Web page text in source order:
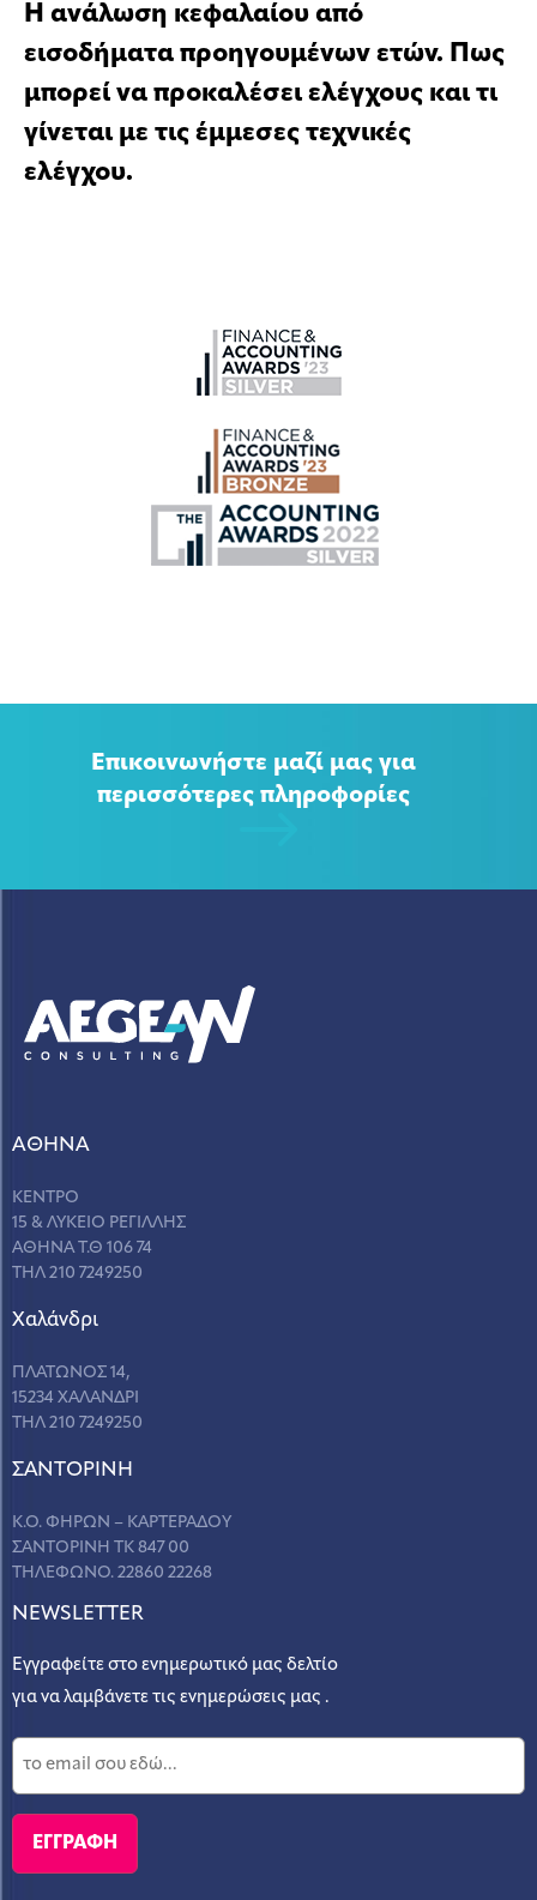
Η ανάλωση κεφαλαίου από
εισοδήματα προηγουμένων ετών. Πως
μπορεί να προκαλέσει ελέγχους και τι
γίνεται με τις έμμεσες τεχνικές
ελέγχου.
Επικοινωνήστε μαζί μας για
περισσότερες πληροφορίες
ΑΘΗΝΑ
ΚΕΝΤΡΟ
15 & ΛΥΚΕΙΟ ΡΕΓΙΛΛΗΣ
ΑΘΗΝΑ Τ.Θ 106 74
ΤΗΛ 210 7249250
Χαλάνδρι
ΠΛΑΤΩΝΟΣ 14,
15234 ΧΑΛΑΝΔΡΙ
ΤΗΛ 210 7249250
ΣANΤΟΡΙΝΗ
Κ.Ο. ΦΗΡΩΝ – ΚΑΡΤΕΡΑΔΟΥ
ΣΑΝΤΟΡΙΝΗ ΤΚ 847 00
ΤΗΛΕΦΩΝΟ. 22860 22268
NEWSLETTER
Εγγραφείτε στο ενημερωτικό μας δελτίο
για να λαμβάνετε τις ενημερώσεις μας .